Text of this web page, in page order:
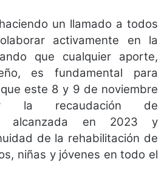
un llamado a todos
activamente en la
que cualquier aporte,
es fundamental para
este 8 y 9 de noviembre
la recaudación de
alcanzada en 2023 y
de la rehabilitación de
niñas y jóvenes en todo el